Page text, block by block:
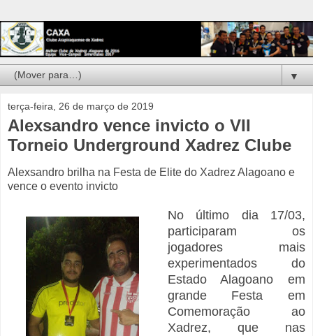
▼
terça-feira, 26 de março de 2019
Alexsandro vence invicto o VII
Torneio Underground Xadrez Clube
Alexsandro brilha na Festa de Elite do Xadrez Alagoano e
vence o evento invicto
No último dia 17/03,
participaram os
jogadores mais
experimentados do
Estado Alagoano em
grande Festa em
Comemoração ao
Xadrez, que nas